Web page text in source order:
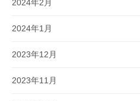
2024年2月
2024年1月
2023年12月
2023年11月